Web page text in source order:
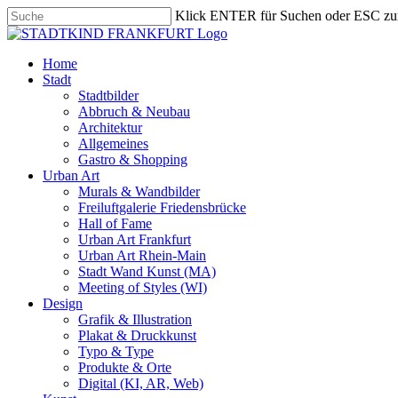
Skip
to
content
Klick ENTER für Suchen oder ESC
Close
search
Menu
Home
Stadt
Stadtbilder
Abbruch & Neubau
Architektur
Allgemeines
Gastro & Shopping
Urban Art
Murals & Wandbilder
Freiluftgalerie Friedensbrücke
Hall of Fame
Urban Art Frankfurt
Urban Art Rhein-Main
Stadt Wand Kunst (MA)
Meeting of Styles (WI)
Design
Grafik & Illustration
Plakat & Druckkunst
Typo & Type
Produkte & Orte
Digital (KI, AR, Web)